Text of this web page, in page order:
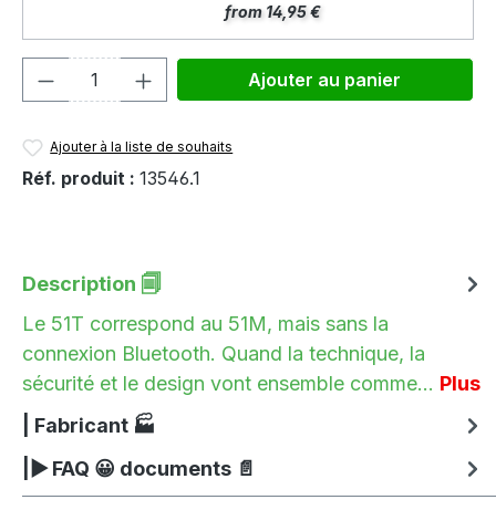
from 14,95 €
Quantité de produit : Entrez la
Ajouter au panier
Ajouter à la liste de souhaits
Réf. produit : 13546.1
Description 🗐
Le 51T correspond au 51M, mais sans la
connexion Bluetooth. Quand la technique, la
sécurité et le design vont ensemble comme… Plus
| Fabricant 🏭
|▶ FAQ 😀 documents 📄